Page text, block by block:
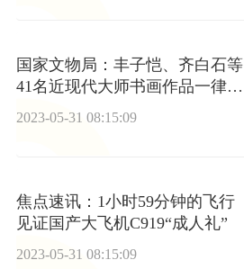
国家文物局：丰子恺、齐白石等
41名近现代大师书画作品一律不
准出境 天天资讯
2023-05-31 08:15:09
焦点速讯：1小时59分钟的飞行
见证国产大飞机C919“成人礼”
2023-05-31 08:15:09